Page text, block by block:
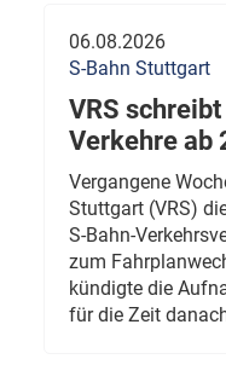
06.08.2026
S-Bahn Stuttgart
VRS
Verkehre ab
Vergangene
Stuttgart (VRS)
S-Bahn-
zum
kündigte die
für die Zeit